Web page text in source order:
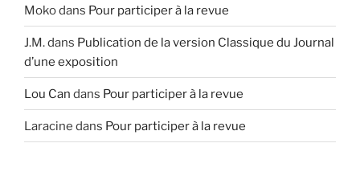
Mokodans Pour participer à la revue
J.M.dans Publication de la version Classique du Journal
d’une exposition
Lou Can dans Pour participer à la revue
Laracine dans Pour participer à la revue